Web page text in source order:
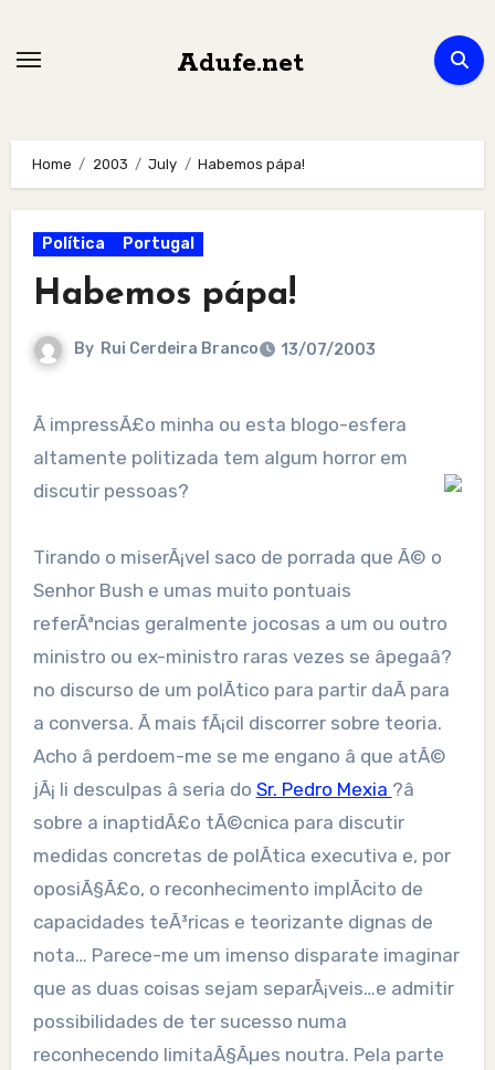
Adufe.net
Home 2003 July Habemos pápa!
Política Portugal
Habemos pápa!
By Rui Cerdeira Branco 13/07/2003
Ã impressÃ£o minha ou esta blogo-esfera
altamente politizada tem algum horror em
discutir pessoas?
Tirando o miserÃ¡vel saco de porrada que Ã© o
Senhor Bush e umas muito pontuais
referÃªncias geralmente jocosas a um ou outro
ministro ou ex-ministro raras vezes se âpegaâ?
no discurso de um polÃ­tico para partir daÃ­ para
a conversa. Ã mais fÃ¡cil discorrer sobre teoria.
Acho â perdoem-me se me engano â que atÃ©
jÃ¡ li desculpas â seria do Sr. Pedro Mexia ?â
sobre a inaptidÃ£o tÃ©cnica para discutir
medidas concretas de polÃ­tica executiva e, por
oposiÃ§Ã£o, o reconhecimento implÃ­cito de
capacidades teÃ³ricas e teorizante dignas de
nota… Parece-me um imenso disparate imaginar
que as duas coisas sejam separÃ¡veis…e admitir
possibilidades de ter sucesso numa
reconhecendo limitaÃ§Ãµes noutra. Pela parte